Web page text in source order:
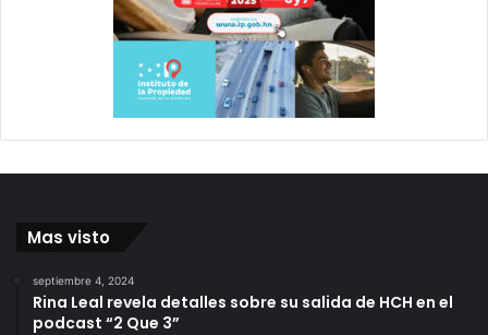
Mas visto
septiembre 4, 2024
Rina Leal revela detalles sobre su salida de HCH en el
podcast “2 Que 3”